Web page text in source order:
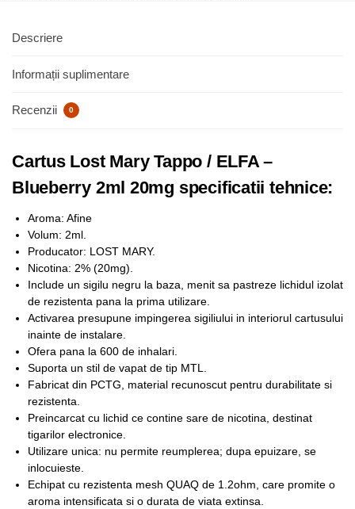
Descriere
Informații suplimentare
Recenzii 0
Cartus Lost Mary Tappo / ELFA –
Blueberry 2ml 20mg specificatii tehnice:
Aroma: Afine
Volum: 2ml.
Producator: LOST MARY.
Nicotina: 2% (20mg).
Include un sigilu negru la baza, menit sa pastreze lichidul izolat
de rezistenta pana la prima utilizare.
Activarea presupune impingerea sigiliului in interiorul cartusului
inainte de instalare.
Ofera pana la 600 de inhalari.
Suporta un stil de vapat de tip MTL.
Fabricat din PCTG, material recunoscut pentru durabilitate si
rezistenta.
Preincarcat cu lichid ce contine sare de nicotina, destinat
tigarilor electronice.
Utilizare unica: nu permite reumplerea; dupa epuizare, se
inlocuieste.
Echipat cu rezistenta mesh QUAQ de 1.2ohm, care promite o
aroma intensificata si o durata de viata extinsa.